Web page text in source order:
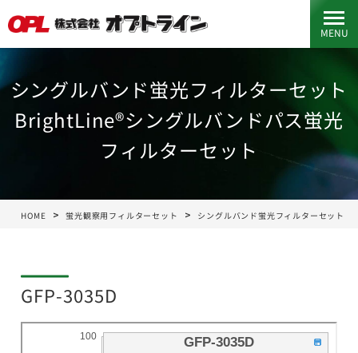
MENU
シングルバンド蛍光フィルターセット
BrightLine®シングルバンドパス蛍光
フィルターセット
HOME 蛍光観察用フィルターセット シングルバンド蛍光フィルターセット
GFP-3035D